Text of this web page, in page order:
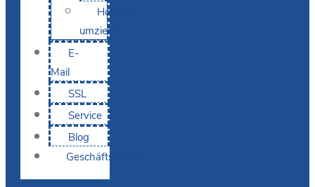
Hosting
umziehen
E-
Mail
SSL
Service
Blog
Geschäftskunden